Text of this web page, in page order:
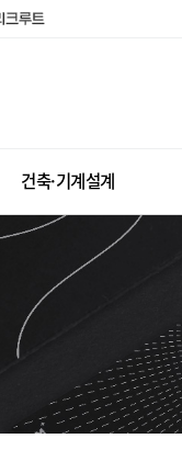
건축·기계설계